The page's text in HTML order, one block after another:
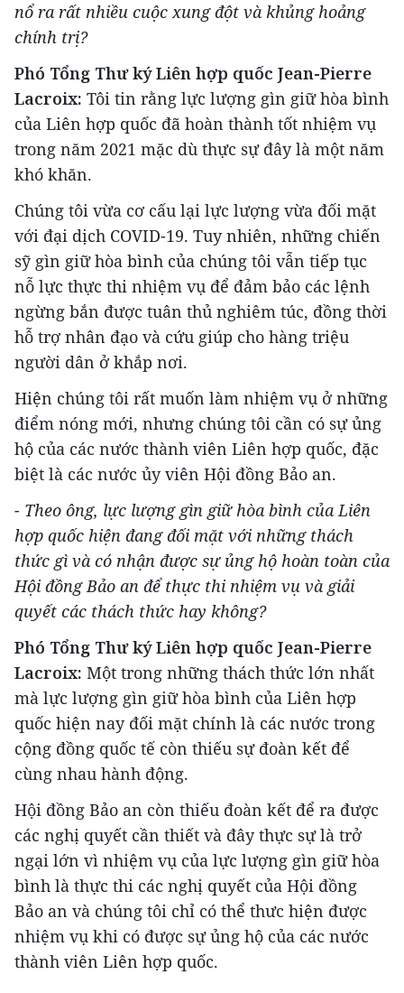
nổ ra rất nhiều cuộc xung đột và khủng hoảng
chính trị?
Phó Tổng Thư ký Liên hợp quốc Jean-Pierre
Lacroix: Tôi tin rằng lực lượng gìn giữ hòa bình
của Liên hợp quốc đã hoàn thành tốt nhiệm vụ
trong năm 2021 mặc dù thực sự đây là một năm
khó khăn.
Chúng tôi vừa cơ cấu lại lực lượng vừa đối mặt
với đại dịch COVID-19. Tuy nhiên, những chiến
sỹ gìn giữ hòa bình của chúng tôi vẫn tiếp tục
nỗ lực thực thi nhiệm vụ để đảm bảo các lệnh
ngừng bắn được tuân thủ nghiêm túc, đồng thời
hỗ trợ nhân đạo và cứu giúp cho hàng triệu
người dân ở khắp nơi.
Hiện chúng tôi rất muốn làm nhiệm vụ ở những
điểm nóng mới, nhưng chúng tôi cần có sự ủng
hộ của các nước thành viên Liên hợp quốc, đặc
biệt là các nước ủy viên Hội đồng Bảo an.
- Theo ông, lực lượng gìn giữ hòa bình của Liên
hợp quốc hiện đang đối mặt với những thách
thức gì và có nhận được sự ủng hộ hoàn toàn của
Hội đồng Bảo an để thực thi nhiệm vụ và giải
quyết các thách thức hay không?
Phó Tổng Thư ký Liên hợp quốc Jean-Pierre
Lacroix: Một trong những thách thức lớn nhất
mà lực lượng gìn giữ hòa bình của Liên hợp
quốc hiện nay đối mặt chính là các nước trong
cộng đồng quốc tế còn thiếu sự đoàn kết để
cùng nhau hành động.
Hội đồng Bảo an còn thiếu đoàn kết để ra được
các nghị quyết cần thiết và đây thực sự là trở
ngại lớn vì nhiệm vụ của lực lượng gìn giữ hòa
bình là thực thi các nghị quyết của Hội đồng
Bảo an và chúng tôi chỉ có thể thưc hiện được
nhiệm vụ khi có được sự ủng hộ của các nước
thành viên Liên hợp quốc.